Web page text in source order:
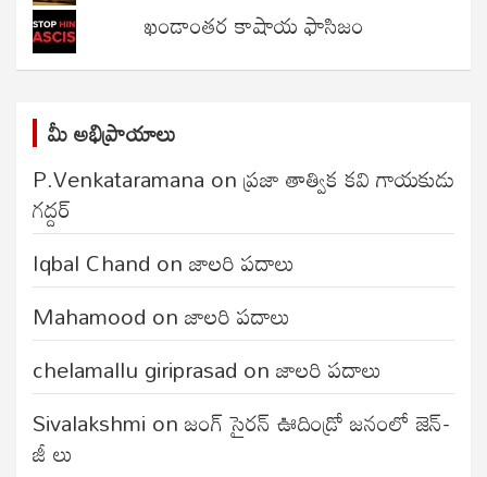
ఖండాంతర కాషాయ ఫాసిజం
మీ అభిప్రాయాలు
P.Venkataramana onప్రజా తాత్విక కవి గాయకుడు
గద్దర్
Iqbal Chand onజాలరి పదాలు
Mahamood onజాలరి పదాలు
chelamallu giriprasad onజాలరి పదాలు
Sivalakshmi onజంగ్‌ సైరన్‌ ఊదిండ్రో జనంలో జెన్-
జీ లు